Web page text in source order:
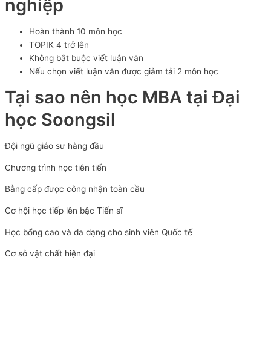
nghiệp
Hoàn thành 10 môn học
TOPIK 4 trở lên
Không bắt buộc viết luận văn
Nếu chọn viết luận văn được giảm tải 2 môn học
Tại sao nên học MBA tại Đại
học Soongsil
Đội ngũ giáo sư hàng đầu
Chương trình học tiên tiến
Bằng cấp được công nhận toàn cầu
Cơ hội học tiếp lên bậc Tiến sĩ
Học bổng cao và đa dạng cho sinh viên Quốc tế
Cơ sở vật chất hiện đại